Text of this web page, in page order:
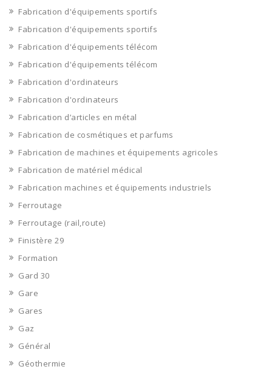
Fabrication d'équipements sportifs
Fabrication d'équipements sportifs
Fabrication d'équipements télécom
Fabrication d'équipements télécom
Fabrication d'ordinateurs
Fabrication d'ordinateurs
Fabrication d’articles en métal
Fabrication de cosmétiques et parfums
Fabrication de machines et équipements agricoles
Fabrication de matériel médical
Fabrication machines et équipements industriels
Ferroutage
Ferroutage (rail,route)
Finistère 29
Formation
Gard 30
Gare
Gares
Gaz
Général
Géothermie